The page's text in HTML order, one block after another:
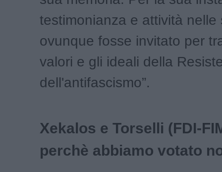
testimonianza e attività nelle
ovunque fosse invitato per
valori e gli ideali della
dell'antifascismo”.
Xekalos e Torselli (FDI-
perchè abbiamo votato